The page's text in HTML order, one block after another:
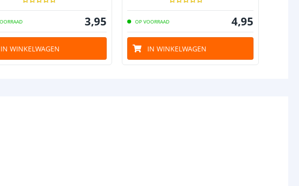
3,95
IN WINKELWAGEN
OP VOORRAAD 4,95
IN WINKELWAGEN